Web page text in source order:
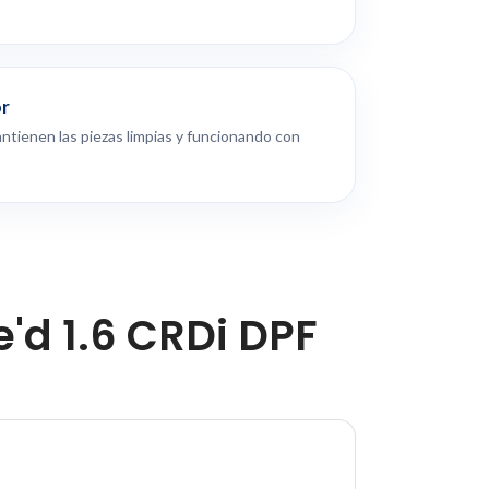
las piezas limpias y funcionando con
1.6 CRDi DPF